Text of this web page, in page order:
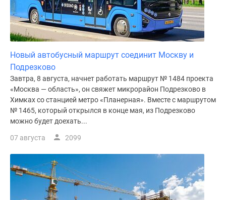
Новый автобусный маршрут соединит Москву и
Подрезково
Завтра, 8 августа, начнет работать маршрут № 1484 проекта
«Москва — область», он свяжет микрорайон Подрезково в
Химках со станцией метро «Планерная». Вместе с маршрутом
№ 1465, который открылся в конце мая, из Подрезково
можно будет доехать...
07 августа 2099